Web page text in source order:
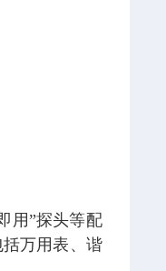
用”探头等配
万用表、谐